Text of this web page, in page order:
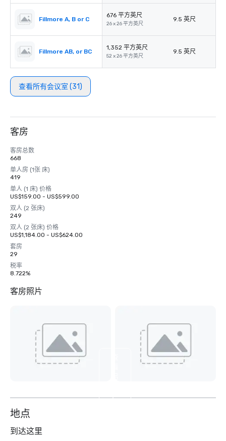
Fillmore A, B or C
676 平方英尺
26 x 26 平方英尺
9.5 英尺
Fillmore AB, or BC
1,352 平方英尺
52 x 26 平方英尺
9.5 英尺
查看所有会议室 (31)
客房
客房总数
668
单人房 (1张 床)
419
单人 (1 床) 价格
US$159.00 - US$599.00
双人 (2 张床)
249
双人 (2 张床) 价格
US$1,184.00 - US$624.00
套房
29
税率
8.722%
客房照片
7
地点
到达这里